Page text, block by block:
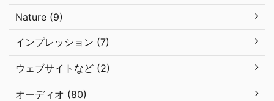
Nature (9)
インプレッション (7)
ウェブサイトなど (2)
オーディオ (80)